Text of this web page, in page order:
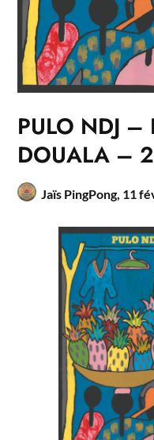
PULO NDJ –
DOUALA –
Jaïs PingPong, 11